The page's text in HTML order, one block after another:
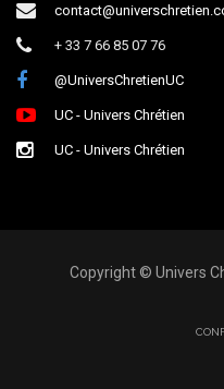
+ 33 7 66 85 07 76
@UniversChretienUC
UC - Univers Chrétien
UC - Univers Chrétien
Copyright © Univers